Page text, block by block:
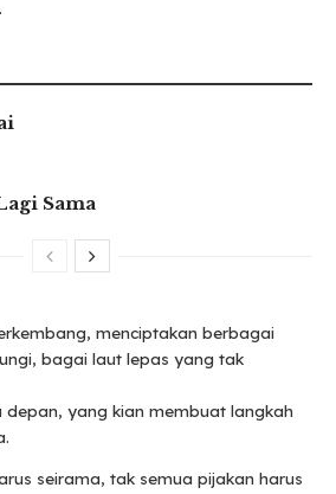
Sama
menciptakan berbagai
bagai laut lepas yang tak
depan, yang kian membuat langkah
seirama, tak semua pijakan harus